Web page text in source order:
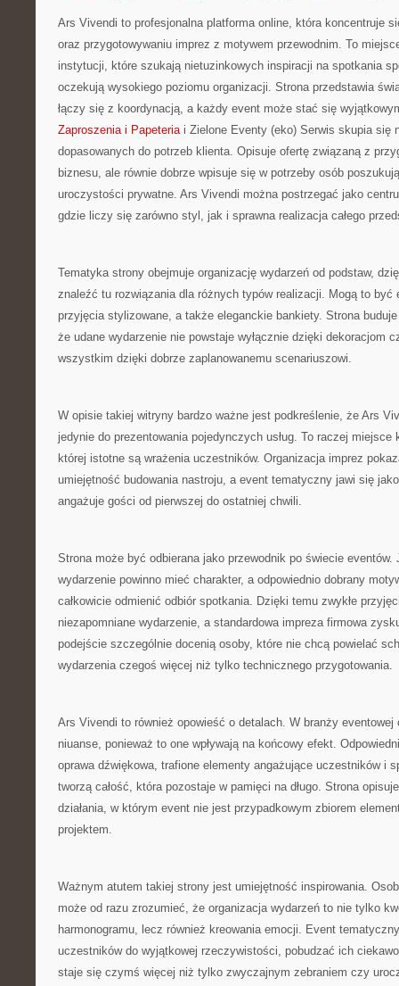
Ars Vivendi to profesjonalna platforma online, która koncentruje
oraz przygotowywaniu imprez z motywem przewodnim. To
instytucji, które szukają nietuzinkowych inspiracji na spotkania
oczekują wysokiego poziomu organizacji. Strona przedstawia
łączy się z koordynacją, a każdy event może stać się
Zaproszenia i Papeteriai Zielone Eventy (eko) Serwis skupia się
dopasowanych do potrzeb klienta. Opisuje ofertę związaną z
biznesu, ale równie dobrze wpisuje się w potrzeby osób
uroczystości prywatne. Ars Vivendi można postrzegać jako
gdzie liczy się zarówno styl, jak i sprawna realizacja całego
Tematyka strony obejmuje organizację wydarzeń od podstaw,
znaleźć tu rozwiązania dla różnych typów realizacji. Mogą to być
przyjęcia stylizowane, a także eleganckie bankiety. Strona
że udane wydarzenie nie powstaje wyłącznie dzięki dekoracjom
wszystkim dzięki dobrze zaplanowanemu scenariuszowi.
W opisie takiej witryny bardzo ważne jest podkreślenie, że Ars
jedynie do prezentowania pojedynczych usług. To raczej miejsce
której istotne są wrażenia uczestników. Organizacja imprez
umiejętność budowania nastroju, a event tematyczny jawi się
angażuje gości od pierwszej do ostatniej chwili.
Strona może być odbierana jako przewodnik po świecie
wydarzenie powinno mieć charakter, a odpowiednio dobrany
całkowicie odmienić odbiór spotkania. Dzięki temu zwykłe
niezapomniane wydarzenie, a standardowa impreza firmowa
podejście szczególnie docenią osoby, które nie chcą powielać
wydarzenia czegoś więcej niż tylko technicznego przygotowania.
Ars Vivendi to również opowieść o detalach. W branży eventowej
niuanse, ponieważ to one wpływają na końcowy efekt.
oprawa dźwiękowa, trafione elementy angażujące uczestników i
tworzą całość, która pozostaje w pamięci na długo. Strona
działania, w którym event nie jest przypadkowym zbiorem
projektem.
Ważnym atutem takiej strony jest umiejętność inspirowania.
może od razu zrozumieć, że organizacja wydarzeń to nie tylko
harmonogramu, lecz również kreowania emocji. Event
uczestników do wyjątkowej rzeczywistości, pobudzać ich
staje się czymś więcej niż tylko zwyczajnym zebraniem czy